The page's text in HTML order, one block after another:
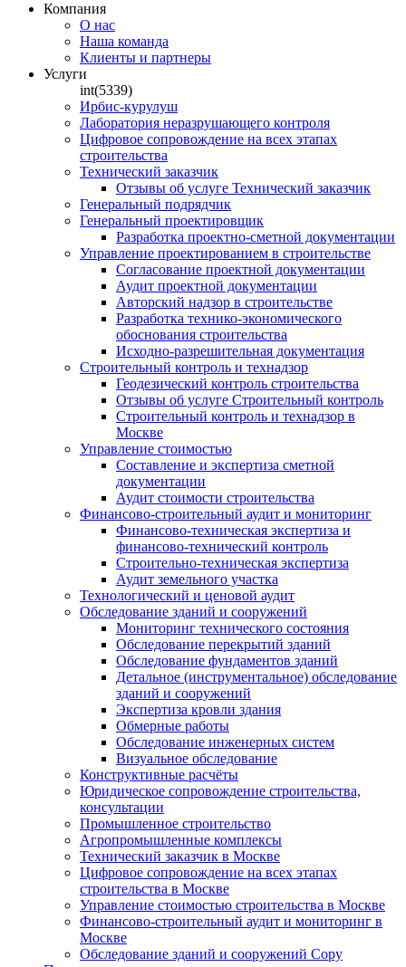
Компания
О нас
Наша команда
Клиенты и партнеры
Услуги
int(5339)
Ирбис-курулуш
Лаборатория неразрушающего контроля
Цифровое сопровождение на всех этапах
строительства
Технический заказчик
Отзывы об услуге Технический заказчик
Генеральный подрядчик
Генеральный проектировщик
Разработка проектно-сметной документации
Управление проектированием в строительстве
Согласование проектной документации
Аудит проектной документации
Авторский надзор в строительстве
Разработка технико-экономического
обоснования строительства
Исходно-разрешительная документация
Строительный контроль и технадзор
Геодезический контроль строительства
Отзывы об услуге Строительный контроль
Строительный контроль и технадзор в
Москве
Управление стоимостью
Составление и экспертиза сметной
документации
Аудит стоимости строительства
Финансово-строительный аудит и мониторинг
Финансово-техническая экспертиза и
финансово-технический контроль
Строительно-техническая экспертиза
Аудит земельного участка
Технологический и ценовой аудит
Обследование зданий и сооружений
Мониторинг технического состояния
Обследование перекрытий зданий
Обследование фундаментов зданий
Детальное (инструментальное) обследование
зданий и сооружений
Экспертиза кровли здания
Обмерные работы
Обследование инженерных систем
Визуальное обследование
Конструктивные расчёты
Юридическое сопровождение строительства,
консультации
Промышленное строительство
Агропромышленные комплексы
Технический заказчик в Москве
Цифровое сопровождение на всех этапах
строительства в Москве
Управление стоимостью строительства в Москве
Финансово-строительный аудит и мониторинг в
Москве
Обследование зданий и сооружений Copy